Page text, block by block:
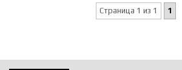
Страница 1 из 1 1